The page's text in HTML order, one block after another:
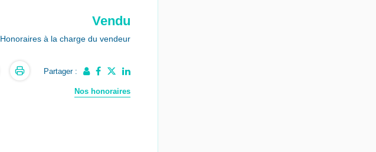
Vendu
Honoraires à la charge du vendeur
Partager :
Nos honoraires